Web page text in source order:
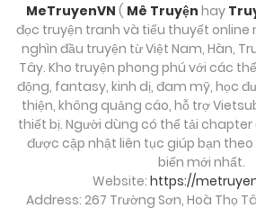
Chương 266
Tháng 9 28, 2025
Chương 265
Tháng 9 28, 2025
Tháng 9 28, 2025
MeTruyenVN ( Mê Truyện hay
đọc truyện tranh và tiểu thuyết online
nghìn đầu truyện từ Việt Nam, Hàn,
Tây. Kho truyện phong phú với các
động, fantasy, kinh dị, đam mỹ, học
thiện, không quảng cáo, hỗ trợ
thiết bị. Người dùng có thể tải
được cập nhật liên tục giúp bạn
biến mới nhất.
Website: https://
Address: 267 Trường Sơn, Hoà Thọ